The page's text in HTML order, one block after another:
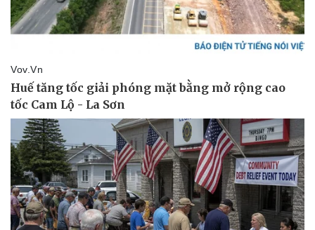
Bóng đá
Lịch thi đấu bóng đá
Hậu trường
Ô tô
Xe máy
Tư vấn